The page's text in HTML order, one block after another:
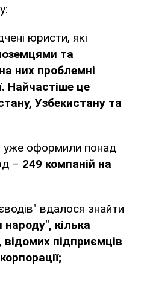
юристи, які
та
них проблемні
Найчастіше це
Узбекистану та
уже оформили понад
– 249 компаній на
вдалося знайти
кілька
відомих підприємців